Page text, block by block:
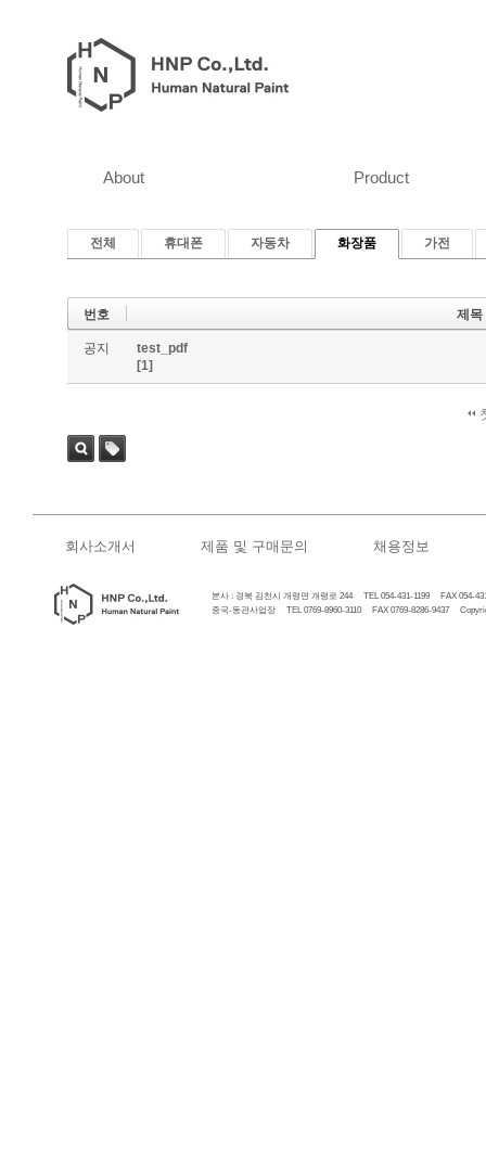
About Product
전체 휴대폰 자동차 화장품 가전
번호 제목
공지
test_pdf
[1]
회사소개서 제품 및 구매문의 채용정보
본사 : 경북 김천시 개령면 개령로 244 TEL 054-431-1199 FAX 054-
중국-동관사업장 TEL 0769-8960-3110 FAX 0769-8286-9437